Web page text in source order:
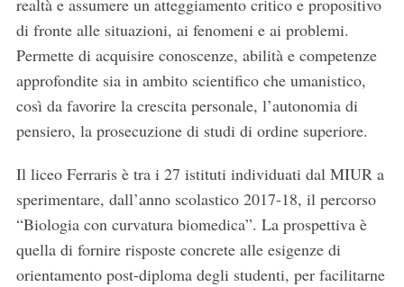
realtà e assumere un atteggiamento critico e propositivo
di fronte alle situazioni, ai fenomeni e ai problemi.
Permette di acquisire conoscenze, abilità e competenze
approfondite sia in ambito scientifico che umanistico,
così da favorire la crescita personale, l’autonomia di
pensiero, la prosecuzione di studi di ordine superiore.
Il liceo Ferraris è tra i 27 istituti individuati dal MIUR a
sperimentare, dall’anno scolastico 2017-18, il percorso
“Biologia con curvatura biomedica”. La prospettiva è
quella di fornire risposte concrete alle esigenze di
orientamento post-diploma degli studenti, per facilitarne